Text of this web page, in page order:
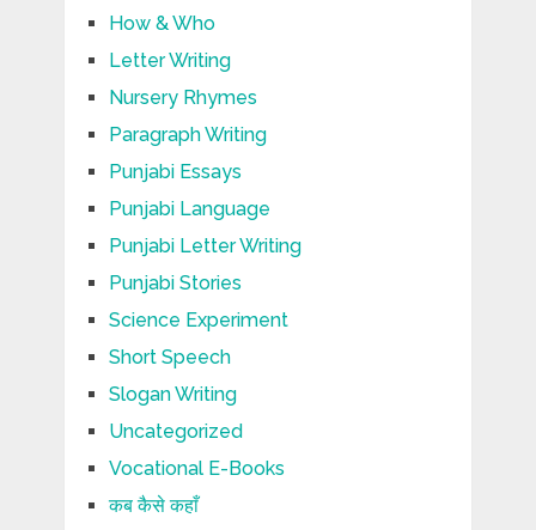
How & Who
Letter Writing
Nursery Rhymes
Paragraph Writing
Punjabi Essays
Punjabi Language
Punjabi Letter Writing
Punjabi Stories
Science Experiment
Short Speech
Slogan Writing
Uncategorized
Vocational E-Books
कब कैसे कहाँ